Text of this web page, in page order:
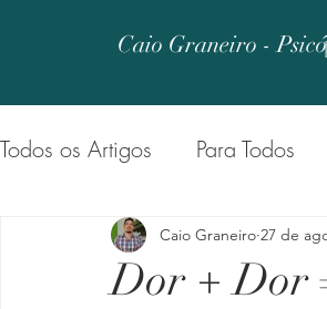
Caio Graneiro -
Todos os Artigos Para Todos
Uma Lição Por Dia Psi
Dor + Dor
Caio Graneiro 27 de